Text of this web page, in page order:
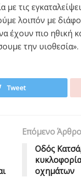
τις
λοιπόν με
πιο ηθική
την υιοθεσία».
Tweet
Επόμενο Άρθρο
Oδός
οχημάτων